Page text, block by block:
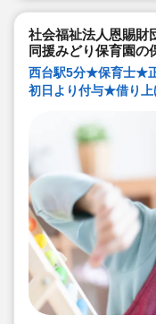
社会福祉法人恩賜財
同援みどり保育園の
西台駅5分★保育士★
初日より付与★借り上